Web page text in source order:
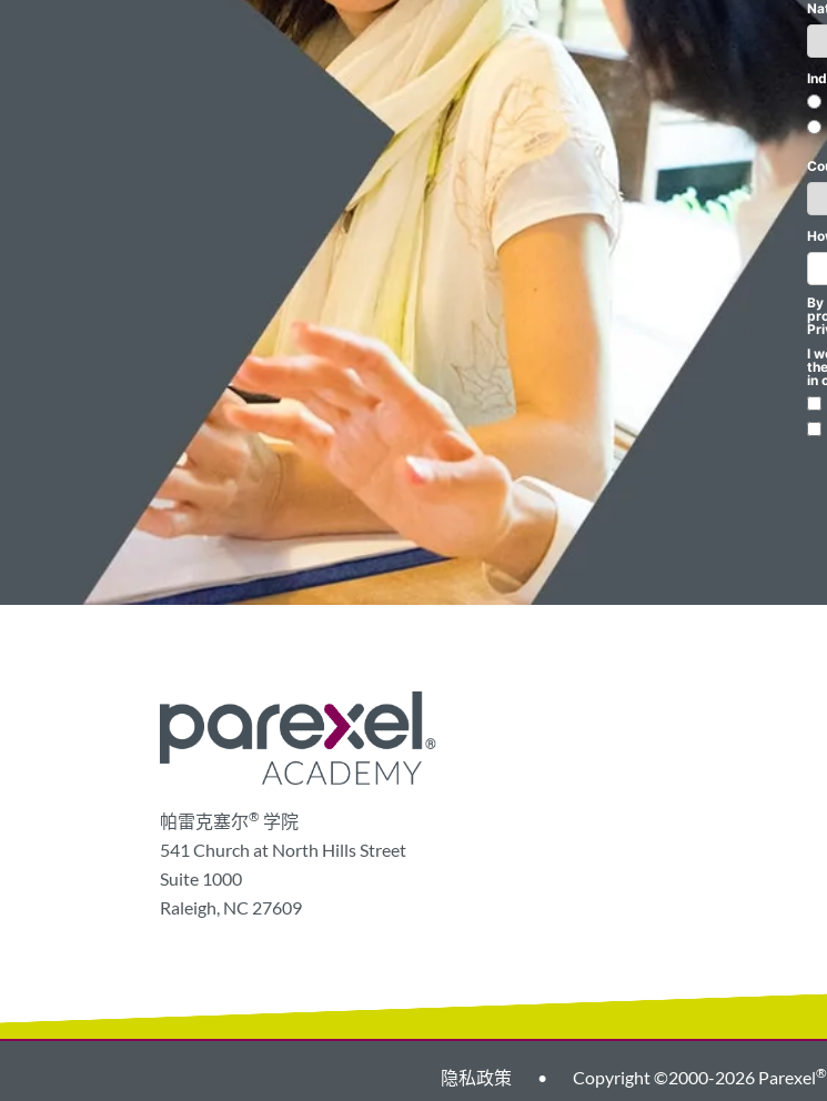
帕雷克塞尔® 学院
541 Church at North Hills Street
Suite 1000
Raleigh, NC 27609
隐私政策 • Copyright ©2000-2026 Parexel®